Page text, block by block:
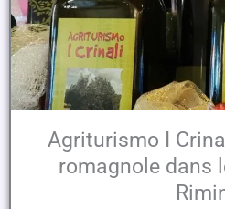
Agriturismo I
romagnole dans